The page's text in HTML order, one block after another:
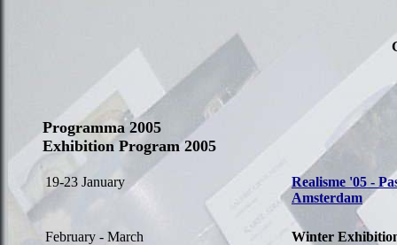
Programma 2005
Exhibition Program 2005
19-23 January
Realisme '05 -
Amsterdam
February - March Winter